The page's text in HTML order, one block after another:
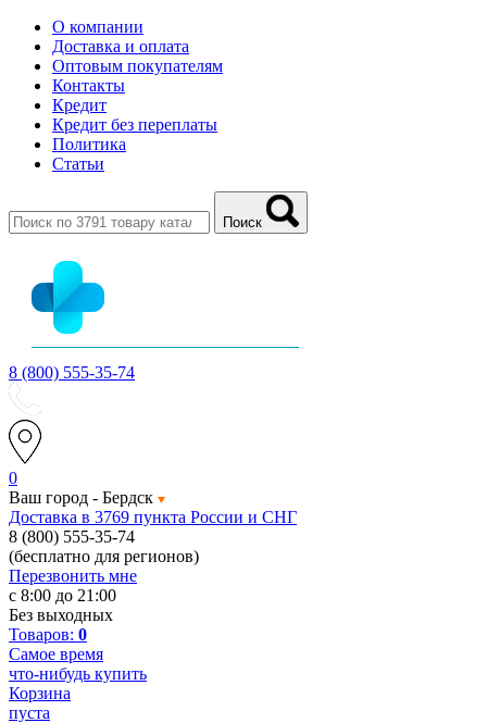
О компании
Доставка и оплата
Оптовым покупателям
Контакты
Кредит
Кредит без переплаты
Политика
Статьи
Поиск
8 (800) 555-35-74
0
Ваш город - Бердск
Доставка в 3769 пункта России и СНГ
8 (800) 555-35-74
(бесплатно для регионов)
Перезвонить мне
с 8:00 до 21:00
Без выходных
Товаров: 0
Самое время
что-нибудь купить
Корзина
пуста